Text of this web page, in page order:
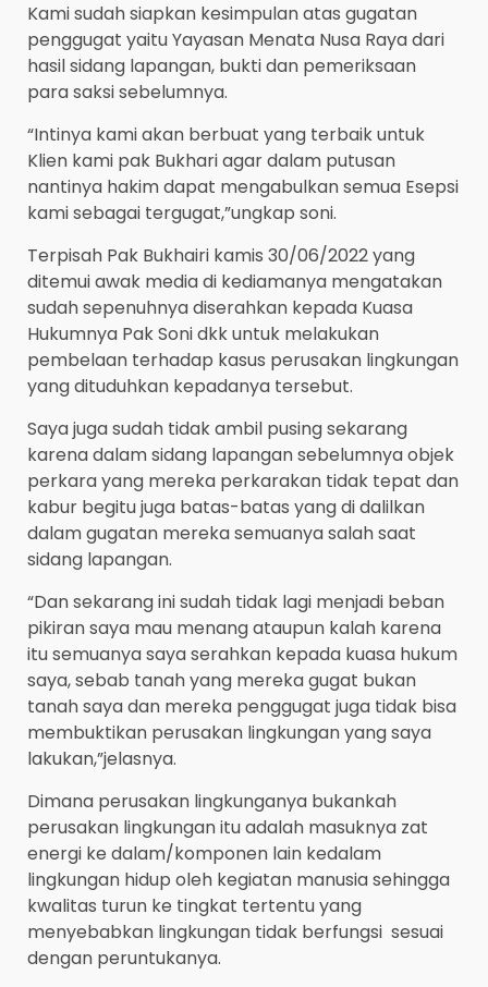
Kami sudah siapkan kesimpulan atas gugatan
penggugat yaitu Yayasan Menata Nusa Raya dari
hasil sidang lapangan, bukti dan pemeriksaan
para saksi sebelumnya.
“Intinya kami akan berbuat yang terbaik untuk
Klien kami pak Bukhari agar dalam putusan
nantinya hakim dapat mengabulkan semua Esepsi
kami sebagai tergugat,”ungkap soni.
Terpisah Pak Bukhairi kamis 30/06/2022 yang
ditemui awak media di kediamanya mengatakan
sudah sepenuhnya diserahkan kepada Kuasa
Hukumnya Pak Soni dkk untuk melakukan
pembelaan terhadap kasus perusakan lingkungan
yang dituduhkan kepadanya tersebut.
Saya juga sudah tidak ambil pusing sekarang
karena dalam sidang lapangan sebelumnya objek
perkara yang mereka perkarakan tidak tepat dan
kabur begitu juga batas-batas yang di dalilkan
dalam gugatan mereka semuanya salah saat
sidang lapangan.
“Dan sekarang ini sudah tidak lagi menjadi beban
pikiran saya mau menang ataupun kalah karena
itu semuanya saya serahkan kepada kuasa hukum
saya, sebab tanah yang mereka gugat bukan
tanah saya dan mereka penggugat juga tidak bisa
membuktikan perusakan lingkungan yang saya
lakukan,”jelasnya.
Dimana perusakan lingkunganya bukankah
perusakan lingkungan itu adalah masuknya zat
energi ke dalam/komponen lain kedalam
lingkungan hidup oleh kegiatan manusia sehingga
kwalitas turun ke tingkat tertentu yang
menyebabkan lingkungan tidak berfungsi sesuai
dengan peruntukanya.